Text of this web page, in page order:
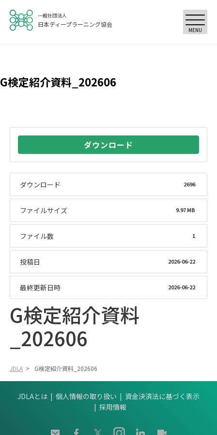
一般社団法人
日本ディープラーニング協会
MENU
G検定紹介資料_202606
ダウンロード
ダウンロード 2696
ファイルサイズ 9.97 MB
ファイル数 1
投稿日 2026-06-22
最終更新日時 2026-06-22
G検定紹介資料
_202606
JDLA > G検定紹介資料_202606
JDLAとは 個人情報の取り扱い
資金決済法に基づく表示
採用情報